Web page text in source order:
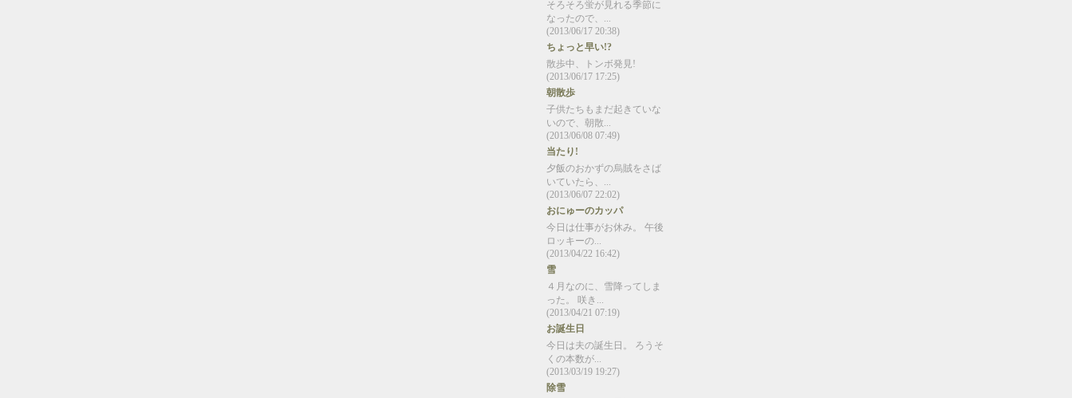
そろそろ蛍が見れる季節に
なったので、...
(2013/06/17 20:38)
ちょっと早い!?
散歩中、トンボ発見!
(2013/06/17 17:25)
朝散歩
子供たちもまだ起きていな
いので、朝散...
(2013/06/08 07:49)
当たり!
夕飯のおかずの烏賊をさば
いていたら、...
(2013/06/07 22:02)
おにゅーのカッパ
今日は仕事がお休み。 午後
ロッキーの...
(2013/04/22 16:42)
雪
４月なのに、雪降ってしま
った。 咲き...
(2013/04/21 07:19)
お誕生日
今日は夫の誕生日。 ろうそ
くの本数が...
(2013/03/19 19:27)
除雪